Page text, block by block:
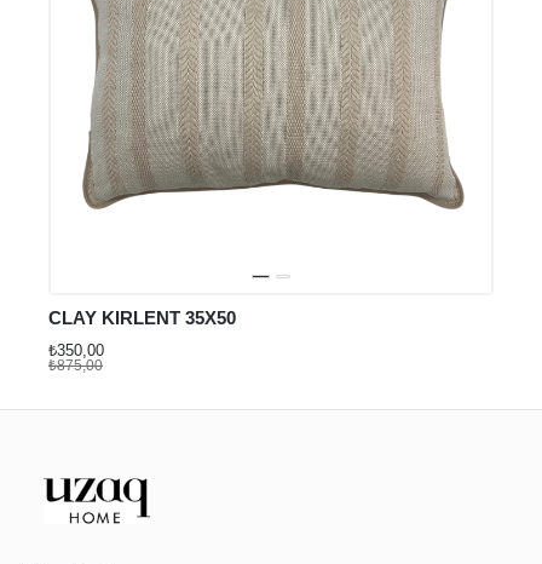
CLAY KIRLENT 35X50
₺350,00
₺875,00